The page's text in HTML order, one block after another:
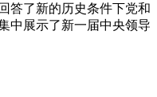
答了新的历史条件下党和
中展示了新一届中央领导